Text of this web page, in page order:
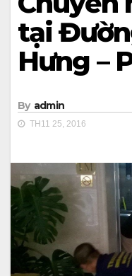
tại
Hưng –
By admin
TH11 25, 2016